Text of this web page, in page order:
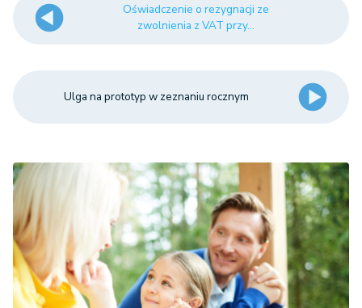
Oświadczenie o rezygnacji ze
zwolnienia z VAT przy...
Ulga na prototyp w zeznaniu rocznym